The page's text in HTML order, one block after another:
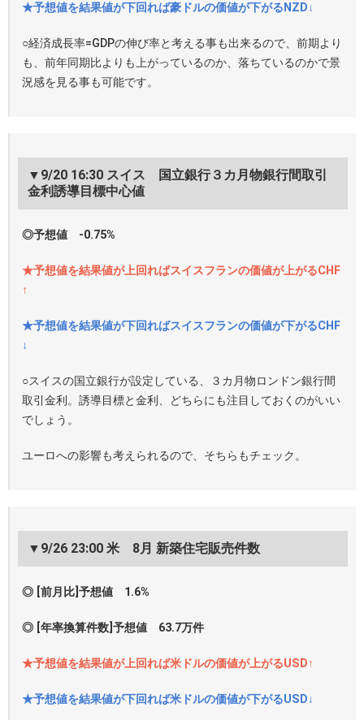
★予想値を結果値が下回れば豪ドルの価値が下がるNZD↓
○経済成長率=GDPの伸び率と考える事も出来るので、前期より
も、前年同期比よりも上がっているのか、落ちているのかで景
況感を見る事も可能です。
▼9/20 16:30 スイス 国立銀行３カ月物銀行間取引
金利誘導目標中心値
◎予想値 -0.75%
★予想値を結果値が上回ればスイスフランの価値が上がるCHF
↑
★予想値を結果値が下回ればスイスフランの価値が下がるCHF
↓
○スイスの国立銀行が設定している、３カ月物ロンドン銀行間
取引金利。誘導目標と金利、どちらにも注目しておくのがいい
でしょう。
ユーロへの影響も考えられるので、そちらもチェック。
▼9/26 23:00 米 8月 新築住宅販売件数
◎ [前月比]予想値 1.6%
◎ [年率換算件数]予想値 63.7万件
★予想値を結果値が上回れば米ドルの価値が上がるUSD↑
★予想値を結果値が下回れば米ドルの価値が下がるUSD↓